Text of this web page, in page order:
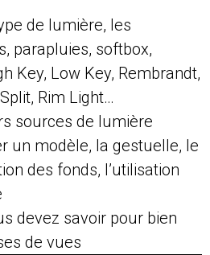
de lumière, les
parapluies, softbox,
Key, Low Key, Rembrandt,
Rim Light…
sources de lumière
un modèle, la gestuelle, le
des fonds, l’utilisation
devez savoir pour bien
de vues